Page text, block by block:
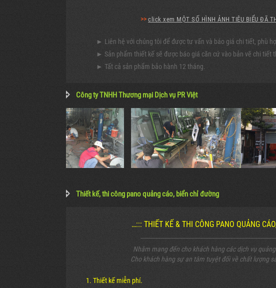
>>click xem MỘT SỐ HÌNH ẢNH TIÊU BIỂU ĐÃ
► Liên hệ với chúng tôi để được tư vấn và báo giá chi tiết, phù
► Sản phẩm thiết kế sẽ được báo giá căn cứ vào bản vẽ chi tiết
► Tất cả sản phẩm bảo hành 12 tháng.
Công ty TNHH Thương mại Dịch vụ PR Việt
Thiết kế, thi công pano quảng cáo, biển chỉ đường
…::: THIẾT KẾ & THI CÔNG PANO QUẢNG
Nhằm mang đến cho khách hàng các dịch vụ
Cho khách hàng sự an tâm tuyệt đối về chất lượng
1. Thiết kế miễn phí.